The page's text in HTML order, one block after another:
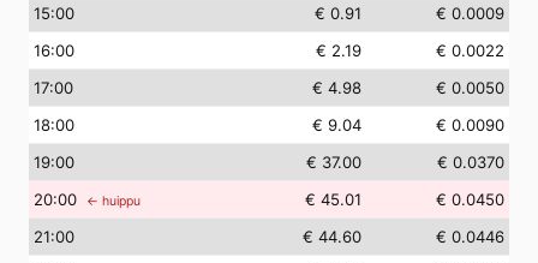
15:00 € 0.91
€ 0.0009
16:00 € 2.19
€ 0.0022
17:00 € 4.98
€ 0.0050
18:00 € 9.04
€ 0.0090
19:00 € 37.00
€ 0.0370
20:00 ← huippu € 45.01
€ 0.0450
21:00 € 44.60
€ 0.0446